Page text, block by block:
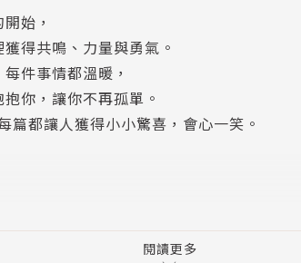
始，
得共鳴、力量與勇氣。
件事情都溫暖，
你，讓你不再孤單。
都讓人獲得小小驚喜，會心一笑。
閱讀更多